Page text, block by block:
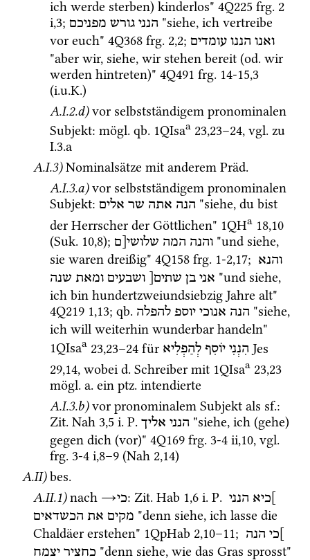
ich werde sterben) kinderlos" 4Q225 frg. 2
i,3; הנני גורש מפניכם
"siehe, ich vertreibe
vor euch" 4Q368 frg. 2,2; ואנו הננו עומדים
"aber wir, siehe, wir stehen bereit (od. wir
werden hintreten)" 4Q491 frg. 14-15,3
(i.u.K.)
A.I.2.d)vor selbstständigem pronominalen
Subjekt: mögl. qb. 1QIsaa 23,23–24, vgl. zu
I.3.a
A.I.3)Nominalsätze mit anderem Präd.
A.I.3.a)vor selbstständigem pronominalen
Subjekt: הנה אתה שר אלים
"siehe, du bist
der Herrscher der Göttlichen" 1QHa 18,10
(Suk. 10,8); והנה המה שלושי[ם
"und siehe,
sie waren dreißig" 4Q158 frg. 1-2,17; והנא
אני בן שתים[ ושבעים ומאת שנה
"und siehe,
4Q219 1,13; qb. הנה אנוכי יוספ להפלה
"siehe,
1QIsaa 23,23–24 für הִנְנִי יוֹסִף לְהַפְלִיא
Jes
29,14, wobei d. Schreiber mit 1QIsaa 23,23
mögl. a. ein ptz. intendierte
A.I.3.b)vor pronominalem Subjekt als sf.
Zit. Nah 3,5 i. P. הנני אליך
"siehe, ich (gehe)
gegen dich (vor)" 4Q169 frg. 3-4 ii,10, vgl.
frg. 3-4 i,8–9 (Nah 2,14)
A.II)bes.
A.II.1)nach →כי: Zit. Hab 1,6 i. P. ]כיא הנני
מקים את הכשדאים
"denn siehe, ich lasse die
Chaldäer erstehen" 1QpHab 2,10–11; ]כי הנה
כחציר יצמח